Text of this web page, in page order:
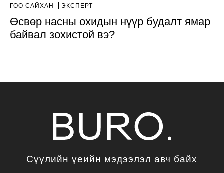
ГОО САЙХАН ЭКСПЕРТ
Өсвөр насны охидын нүүр будалт ямар
байвал зохистой вэ?
Сүүлийн үеийн мэдээлэл авч байх